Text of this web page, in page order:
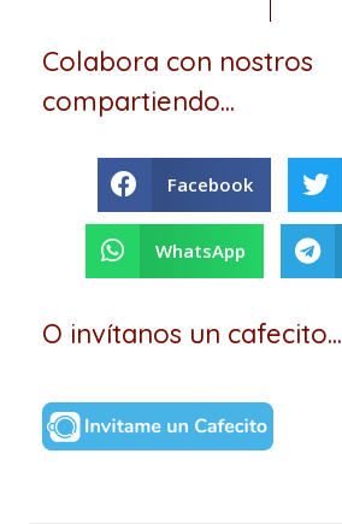
Colabora con nostros
compartiendo...
Facebook
WhatsApp
O invítanos un cafecito...